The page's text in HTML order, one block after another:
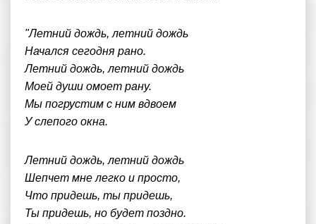
"Летний дождь, летний дождь
Начался сегодня рано.
Летний дождь, летний дождь
Моей души омоет рану.
Мы погрустим с ним вдвоем
У слепого окна.
Летний дождь, летний дождь
Шепчет мне легко и просто,
Что придешь, ты придешь,
Ты придешь, но будет поздно.